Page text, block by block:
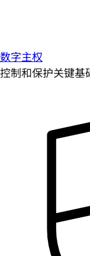
数字主权
控制和保护关键基